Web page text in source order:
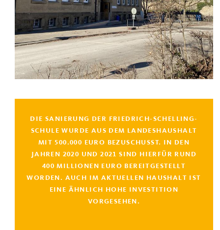
DIE SANIERUNG DER FRIEDRICH-SCHELLING-
SCHULE WURDE AUS DEM LANDESHAUSHALT
MIT 500.000 EURO BEZUSCHUSST. IN DEN
JAHREN 2020 UND 2021 SIND HIERFÜR RUND
400 MILLIONEN EURO BEREITGESTELLT
WORDEN. AUCH IM AKTUELLEN HAUSHALT IST
EINE ÄHNLICH HOHE INVESTITION
VORGESEHEN.